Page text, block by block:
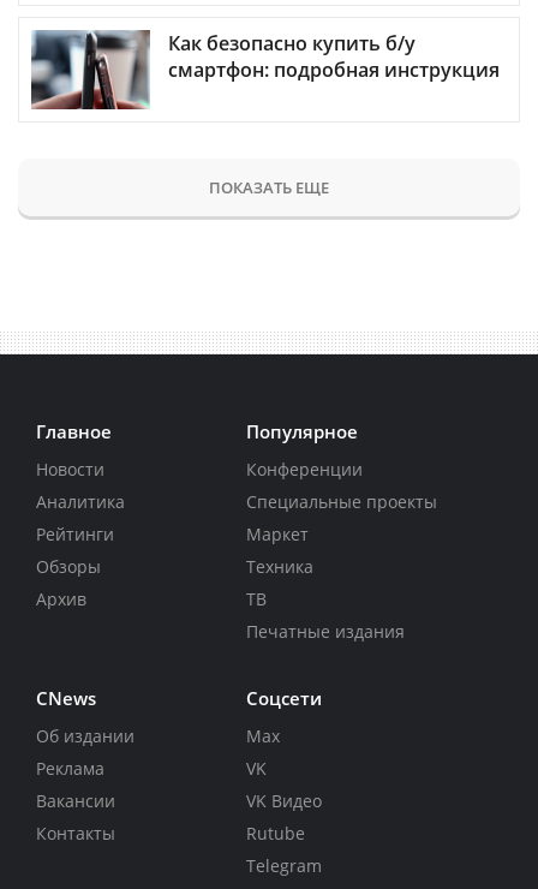
Как безопасно купить б/у
смартфон: подробная инструкция
ПОКАЗАТЬ ЕЩЕ
Главное
Новости
Аналитика
Рейтинги
Обзоры
Архив
Популярное
Конференции
Специальные проекты
Маркет
Техника
ТВ
Печатные издания
CNews
Об издании
Реклама
Вакансии
Контакты
Соцсети
Max
VK
VK Видео
Rutube
Telegram